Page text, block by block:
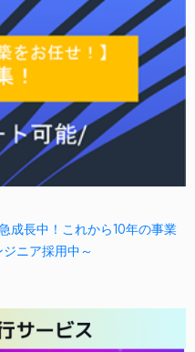
成長中！これから10年の事業
ニア採用中～